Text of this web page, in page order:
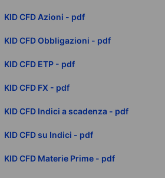
KID CFD Azioni - pdf
KID CFD Obbligazioni - pdf
KID CFD ETP - pdf
KID CFD FX - pdf
KID CFD Indici a scadenza - pdf
KID CFD su Indici - pdf
KID CFD Materie Prime - pdf